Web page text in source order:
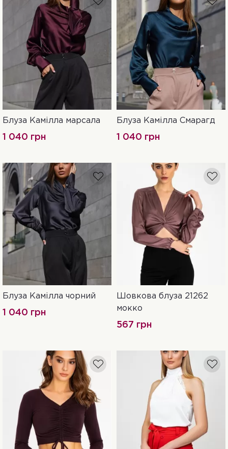
S M L XL
Блуза Камілла марсала
1 040 грн
S M L XL
Блуза Камілла Смарагд
1 040 грн
S M XL
Блуза Камілла чорний
1 040 грн
46
Шовкова блуза 21262
мокко
567 грн